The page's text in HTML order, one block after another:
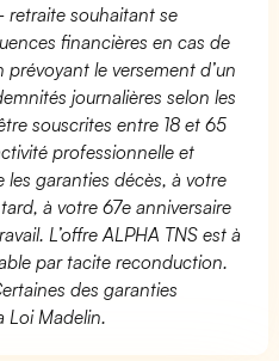
souhaitant se
financières en cas de
prévoyant le versement d’un
journalières selon les
souscrites entre 18 et 65
professionnelle et
garanties décès, à votre
à votre 67e anniversaire
L’offre ALPHA TNS est à
par tacite reconduction.
des garanties
Loi Madelin.